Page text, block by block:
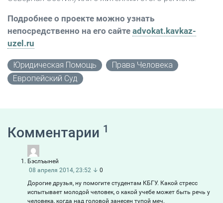
Подробнее о проекте можно узнать
непосредственно на его сайте advokat.kavkaz-
uzel.ru
Юридическая Помощь
Права Человека
Европейский Суд
Комментарии 1
Бэслъыней
08 апреля 2014, 23:52 ↓ 0
Дорогие друзья, ну помогите студентам КБГУ. Какой стресс
испытывает молодой человек, о какой учебе может быть речь у
человека, когда над головой занесен тупой меч.